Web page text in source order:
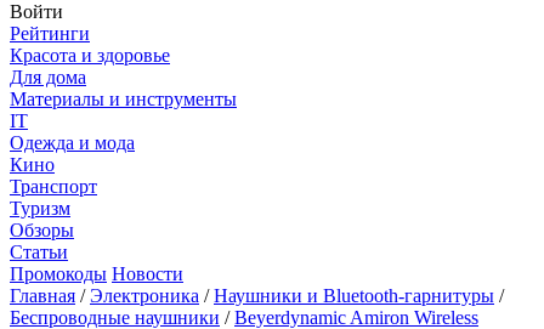
Войти
Рейтинги
Красота и здоровье
Для дома
Материалы и инструменты
IT
Одежда и мода
Кино
Транспорт
Туризм
Обзоры
Статьи
Промокоды Новости
Главная /Электроника /Наушники и Bluetooth-гарнитуры /
Беспроводные наушники /Beyerdynamic Amiron Wireless